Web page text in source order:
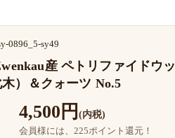
0896_5-sy49
産 ペトリファイドウッ
木）＆クォーツ No.5
4,500円 (内税)
会員様には、225ポイント還元！